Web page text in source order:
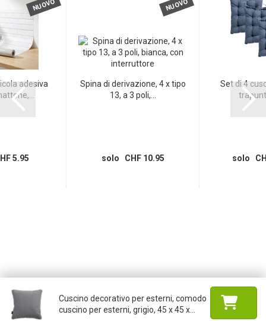
NUOVO
adesiva
5.95
NUOVO
Spina di derivazione, 4 x tipo
13, a 3 poli,...
solo CHF 10.95
Set di 4
solo
Cuscino decorativo per esterni, comodo
cuscino per esterni, grigio, 45 x 45 x...